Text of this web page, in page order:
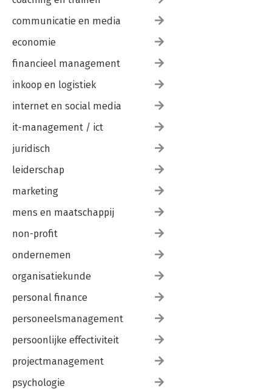
communicatie en media
economie
financieel management
inkoop en logistiek
internet en social media
it-management / ict
juridisch
leiderschap
marketing
mens en maatschappij
non-profit
ondernemen
organisatiekunde
personal finance
personeelsmanagement
persoonlijke effectiviteit
projectmanagement
psychologie